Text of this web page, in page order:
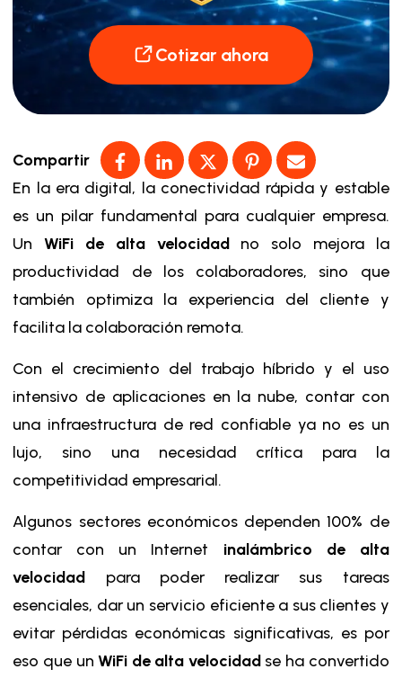
Cotizar ahora
Compartir
En la era digital, la conectividad rápida y estable
es un pilar fundamental para cualquier empresa.
UnWiFi de alta velocidadno solo mejora la
productividad de los colaboradores, sino que
también optimiza la experiencia del cliente y
facilita la colaboración remota.
Con el crecimiento del trabajo híbrido y el uso
intensivo de aplicaciones en la nube, contar con
una infraestructura de red confiable ya no es un
lujo, sino una necesidad crítica para la
competitividad empresarial.
Algunos sectores económicos dependen 100% de
contar con un Internet inalámbrico de alta
velocidad para poder realizar sus tareas
esenciales, dar un servicio eficiente a sus clientes y
evitar pérdidas económicas significativas, es por
eso que unWiFi de alta velocidad se ha convertido